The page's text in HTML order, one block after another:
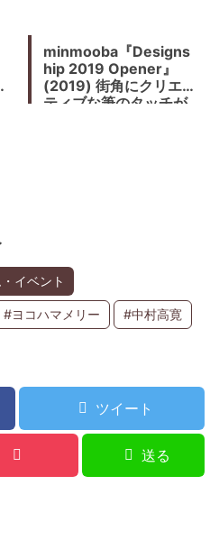
minmooba『Designs
hip 2019 Opener』
(2019) 街角にクリエイ
ティブな筆のタッチが
イベント
#ヨコハマメリー #中村高寛
ツイート
送る